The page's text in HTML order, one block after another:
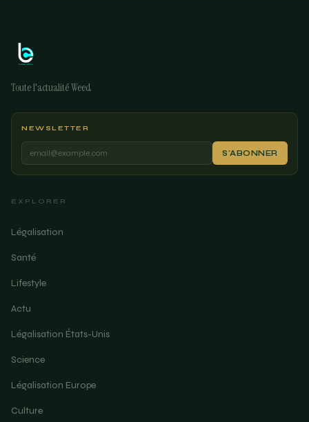
Toute l'actualité Weed
NEWSLETTER
S'ABONNER
EXPLORER
Légalisation
Santé
Lifestyle
Actu
Légalisation États-Unis
Science
Légalisation Europe
Culture